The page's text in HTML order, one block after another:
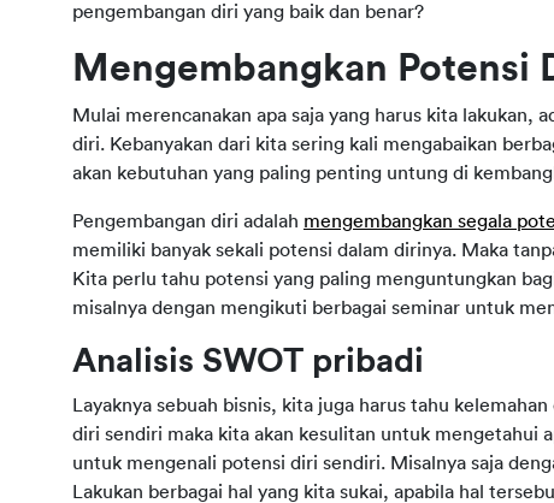
pengembangan diri yang baik dan benar?
Mengembangkan Potensi
Mulai merencanakan apa saja yang harus kita lakukan,
diri. Kebanyakan dari kita sering kali mengabaikan
akan kebutuhan yang paling penting untung di
Pengembangan diri adalah mengembangkan segala
memiliki banyak sekali potensi dalam dirinya. Maka
Kita perlu tahu potensi yang paling menguntungkan
misalnya dengan mengikuti berbagai seminar untuk
Analisis SWOT pribadi
Layaknya sebuah bisnis, kita juga harus tahu
diri sendiri maka kita akan kesulitan untuk mengetahui
untuk mengenali potensi diri sendiri. Misalnya saja
Lakukan berbagai hal yang kita sukai, apabila hal